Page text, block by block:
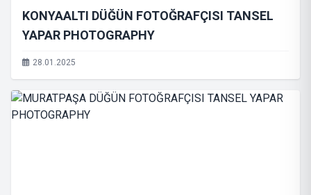
KONYAALTI DÜĞÜN FOTOĞRAFÇISI TANSEL
YAPAR PHOTOGRAPHY
28.01.2025